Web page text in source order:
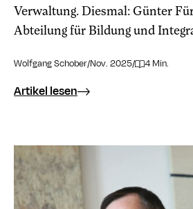
Verwaltung. Diesmal: Günter
Abteilung für Bildung und
Wolfgang Schober/Nov. 2025/ 4 Min.
Artikel lesen